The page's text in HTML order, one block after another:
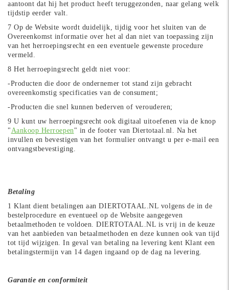
aantoont dat hij het product heeft teruggezonden, naar gelang welk
tijdstip eerder valt.
7 Op de Website wordt duidelijk, tijdig voor het sluiten van de
Overeenkomst informatie over het al dan niet van toepassing zijn
van het herroepingsrecht en een eventuele gewenste procedure
vermeld.
8 Het herroepingsrecht geldt niet voor:
-Producten die door de ondernemer tot stand zijn gebracht
overeenkomstig specificaties van de consument;
-Producten die snel kunnen bederven of verouderen;
9U kunt uw herroepingsrecht ook digitaal uitoefenen via de knop
"Aankoop Herroepen" in de footer van Diertotaal.nl. Na het
invullen en bevestigen van het formulier ontvangt u per e-mail een
ontvangstbevestiging.
Betaling
1 Klant dient betalingen aan DIERTOTAAL.NL volgens de in de
bestelprocedure en eventueel op de Website aangegeven
betaalmethoden te voldoen. DIERTOTAAL.NL is vrij in de keuze
van het aanbieden van betaalmethoden en deze kunnen ook van tijd
tot tijd wijzigen. In geval van betaling na levering kent Klant een
betalingstermijn van 14 dagen ingaand op de dag na levering.
Garantie en conformiteit